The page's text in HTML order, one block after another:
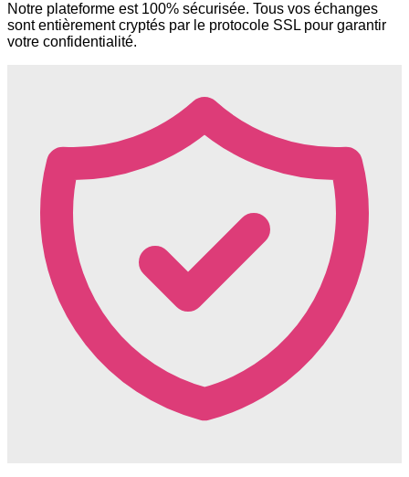
Notre plateforme est 100% sécurisée. Tous vos échanges
sont entièrement cryptés par le protocole SSL pour garantir
votre confidentialité.